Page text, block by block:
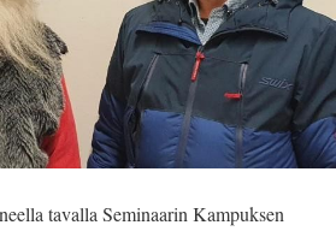
tavalla Seminaarin Kampuksen